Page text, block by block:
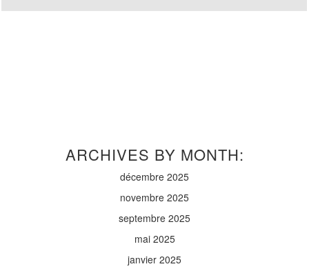
ARCHIVES BY MONTH:
décembre 2025
novembre 2025
septembre 2025
mai 2025
janvier 2025